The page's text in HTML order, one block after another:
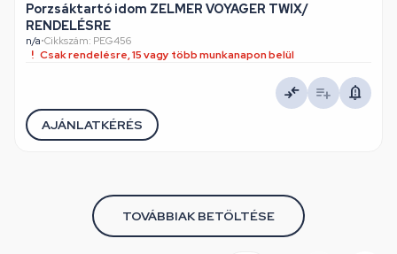
Porzsáktartó idom ZELMER VOYAGER TWIX/
RENDELÉSRE
n/a•Cikkszám: PEG456
Csak rendelésre, 15 vagy több munkanapon belül
AJÁNLATKÉRÉS
TOVÁBBIAK BETÖLTÉSE